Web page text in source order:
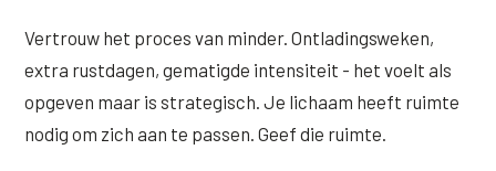
Vertrouw het proces van minder. Ontladingsweken,
extra rustdagen, gematigde intensiteit - het voelt als
opgeven maar is strategisch. Je lichaam heeft ruimte
nodig om zich aan te passen. Geef die ruimte.